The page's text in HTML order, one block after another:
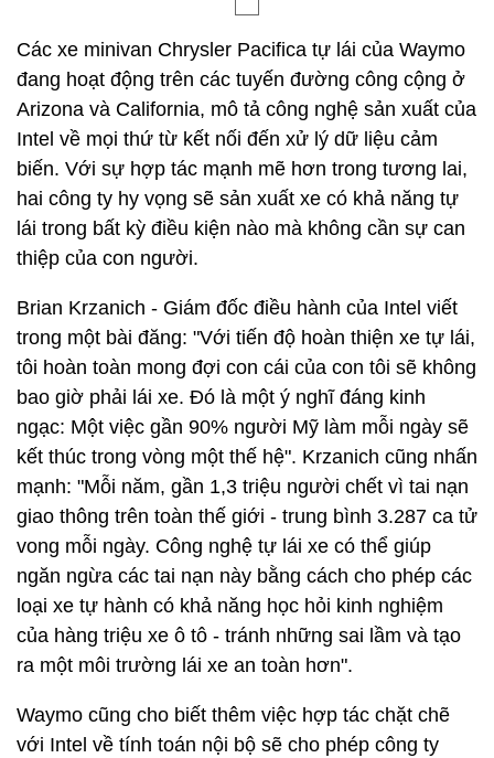
Các xe minivan Chrysler Pacifica tự lái của Waymo
đang hoạt động trên các tuyến đường công cộng ở
Arizona và California, mô tả công nghệ sản xuất của
Intel về mọi thứ từ kết nối đến xử lý dữ liệu cảm
biến. Với sự hợp tác mạnh mẽ hơn trong tương lai,
hai công ty hy vọng sẽ sản xuất xe có khả năng tự
lái trong bất kỳ điều kiện nào mà không cần sự can
thiệp của con người.
Brian Krzanich - Giám đốc điều hành của Intel viết
trong một bài đăng: "Với tiến độ hoàn thiện xe tự lái,
tôi hoàn toàn mong đợi con cái của con tôi sẽ không
bao giờ phải lái xe. Đó là một ý nghĩ đáng kinh
ngạc: Một việc gần 90% người Mỹ làm mỗi ngày sẽ
kết thúc trong vòng một thế hệ". Krzanich cũng nhấn
mạnh: "Mỗi năm, gần 1,3 triệu người chết vì tai nạn
giao thông trên toàn thế giới - trung bình 3.287 ca tử
vong mỗi ngày. Công nghệ tự lái xe có thể giúp
ngăn ngừa các tai nạn này bằng cách cho phép các
loại xe tự hành có khả năng học hỏi kinh nghiệm
của hàng triệu xe ô tô - tránh những sai lầm và tạo
ra một môi trường lái xe an toàn hơn".
Waymo cũng cho biết thêm việc hợp tác chặt chẽ
với Intel về tính toán nội bộ sẽ cho phép công ty